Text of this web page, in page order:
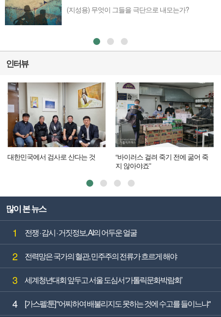
(지성용) 무엇이 그들을 극단으로 내모는가?
인터뷰
대한민국에서 검사로 산다는 것
“바이러스 걸려 죽기 전에 굶어 죽
지 않아야죠”
많이 본 뉴스
1 전쟁 · 감시 · 거짓정보, AI의 어두운 얼굴
2 전력망은 국가의 혈관, 민주주의 전류가 흐르게 해야
3 세계청년대회 앞두고 서울 도심서 '가톨릭문화박람회’
4 [가스펠:툰] "어찌하여 배불리지도 못하는 것에 수고를 들이느냐"